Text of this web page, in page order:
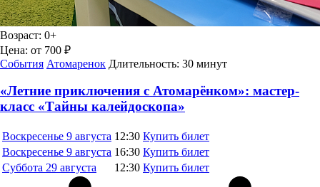
Возраст: 0+
Цена: от 700 ₽
События Атомаренок Длительность: 30 минут
«Летние приключения с Атомарёнком»: мастер-
класс «Тайны калейдоскопа»
Воскресенье 9 августа 12:30 Купить билет
Воскресенье 9 августа 16:30 Купить билет
Суббота 29 августа 12:30 Купить билет